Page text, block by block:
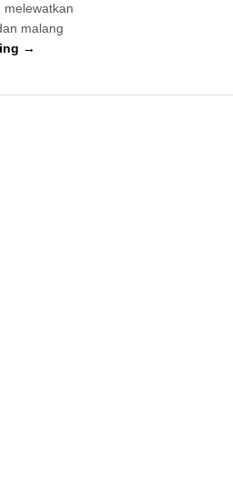
malang
→